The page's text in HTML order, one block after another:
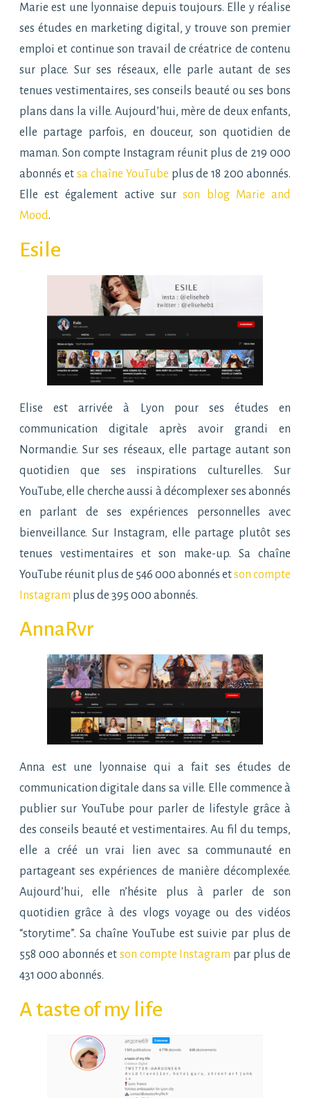
Marie est une lyonnaise depuis toujours. Elle y réalise
ses études en marketing digital, y trouve son premier
emploi et continue son travail de créatrice de contenu
sur place. Sur ses réseaux, elle parle autant de ses
tenues vestimentaires, ses conseils beauté ou ses bons
plans dans la ville. Aujourd’hui, mère de deux enfants,
elle partage parfois, en douceur, son quotidien de
maman. Son compte Instagram réunit plus de 219 000
abonnés et sa chaîne YouTube plus de 18 200 abonnés.
Elle est également active surson blog Marie and
Mood.
Esile
Elise est arrivée à Lyon pour ses études en
communication digitale après avoir grandi en
Normandie. Sur ses réseaux, elle partage autant son
quotidien que ses inspirations culturelles. Sur
YouTube, elle cherche aussi à décomplexer ses abonnés
en parlant de ses expériences personnelles avec
bienveillance. Sur Instagram, elle partage plutôt ses
tenues vestimentaires et son make-up. Sa chaîne
YouTube réunit plus de 546 000 abonnés etson compte
Instagram plus de 395 000 abonnés.
AnnaRvr
Anna est une lyonnaise qui a fait ses études de
communication digitale dans sa ville. Elle commence à
publier sur YouTube pour parler de lifestyle grâce à
des conseils beauté et vestimentaires. Au fil du temps,
elle a créé un vrai lien avec sa communauté en
partageant ses expériences de manière décomplexée.
Aujourd’hui, elle n’hésite plus à parler de son
quotidien grâce à des vlogs voyage ou des vidéos
“storytime”. Sa chaîne YouTube est suivie par plus de
558 000 abonnés et son compte Instagram par plus de
431 000 abonnés.
A taste of my life